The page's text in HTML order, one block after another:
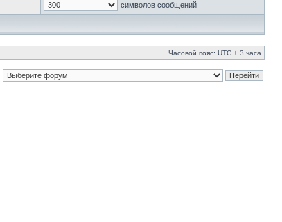
символов сообщений
Часовой пояс: UTC + 3 часа